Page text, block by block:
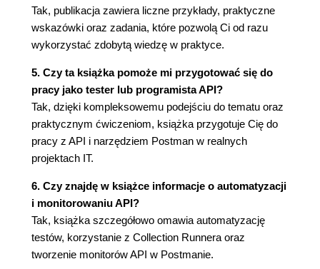
Pobieranie Postmana
Instalacja Postmana na Windows
Instalacja Postmana na macOS
Instalacja Postmana na Linux
Pierwsze uruchomienie i konfiguracja
Podsumowanie
Pytania sprawdzające
Odpowiedzi
6. KONFIGURACJA POSTMANA
Jakie dane zwraca JSONPlaceholder?
Tworzenie pierwszego projektu w Postmanie
Wysłanie pierwszego zapytania
Tworzenie kolekcji w Postmanie
Przegląd interfejsu użytkownika Postmana
Tak, publikacja zawiera liczne przykłady, praktyczne
wskazówki oraz zadania, które pozwolą Ci od razu
wykorzystać zdobytą wiedzę w praktyce.
5. Czy ta książka pomoże mi przygotować się do
pracy jako tester lub programista API?
Tak, dzięki kompleksowemu podejściu do tematu oraz
praktycznym ćwiczeniom, książka przygotuje Cię do
pracy z API i narzędziem Postman w realnych
projektach IT.
6. Czy znajdę w książce informacje o automatyzacji
i monitorowaniu API?
Tak, książka szczegółowo omawia automatyzację
testów, korzystanie z Collection Runnera oraz
tworzenie monitorów API w Postmanie.